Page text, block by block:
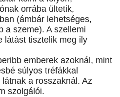
orrába ültetik,
(ámbár lehetséges,
a szeme). A szellemi
látást tisztelik meg ily
emberek azoknál, mint
súlyos tréfákkal
a rosszaknál. Az
szolgálói.